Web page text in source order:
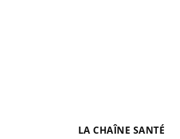
LA CHAÎNE SANTÉ